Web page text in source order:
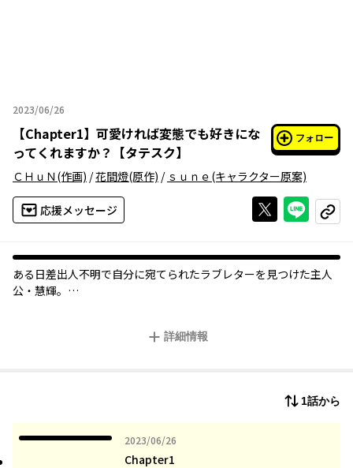
2023/06/26
2023年06月26日
【Chapter1】 可愛ければ変態でも好きにな
ってくれますか？【タテスク】
フォロー
ＣＨｕＮ(作画) /花間燈(原作) / ｓｕｎｅ (キャラクター原案)
応援メッセージ Xで投稿する
ライン
コピー
ある日差出人不明で自分に宛てられたラブレターを見つけた主人
公・慧輝。
詳細情報
1話から
2023/06/26
2023年06月26日
Chapter1